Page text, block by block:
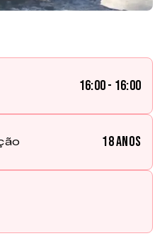
16:00 - 16:00
18 anos